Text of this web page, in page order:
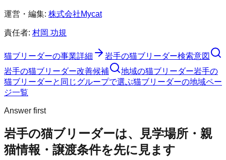
運営・編集: 株式会社Mycat
責任者: 村岡 功規
猫ブリーダーの事業詳細
岩手の猫ブリーダー検索意図
岩手の猫ブリーダー改善候補
地域の猫ブリーダー岩手の
猫ブリーダーと同じグループで選ぶ猫ブリーダーの地域ペー
ジ一覧
Answer first
岩手の猫ブリーダーは、見学場所・親
猫情報・譲渡条件を先に見ます